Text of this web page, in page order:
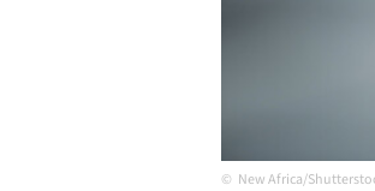
New Africa/